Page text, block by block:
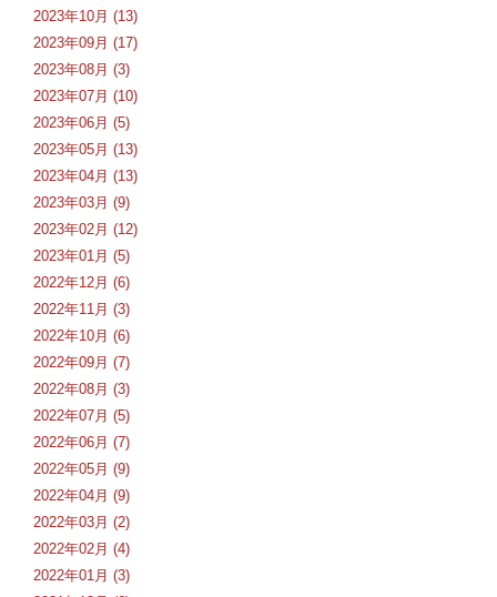
2023年10月 (13)
2023年09月 (17)
2023年08月 (3)
2023年07月 (10)
2023年06月 (5)
2023年05月 (13)
2023年04月 (13)
2023年03月 (9)
2023年02月 (12)
2023年01月 (5)
2022年12月 (6)
2022年11月 (3)
2022年10月 (6)
2022年09月 (7)
2022年08月 (3)
2022年07月 (5)
2022年06月 (7)
2022年05月 (9)
2022年04月 (9)
2022年03月 (2)
2022年02月 (4)
2022年01月 (3)